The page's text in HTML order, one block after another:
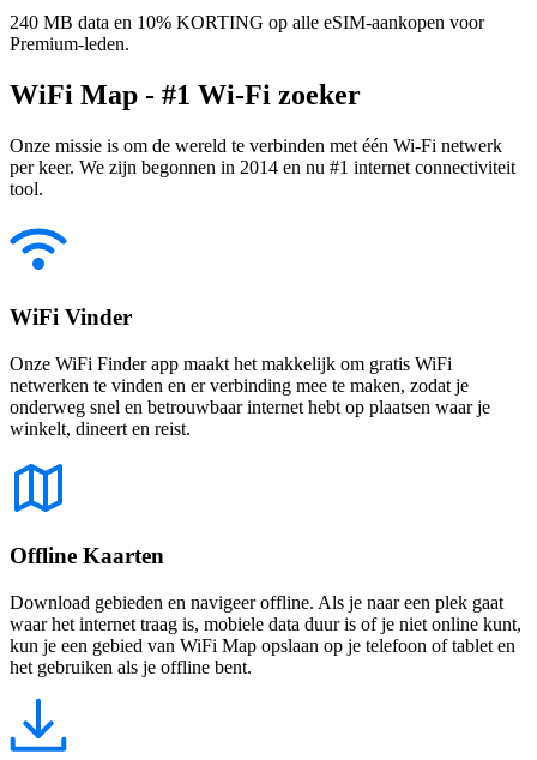
240 MB data en 10% KORTING op alle eSIM-aankopen voor
Premium-leden.
WiFi Map - #1 Wi-Fi zoeker
Onze missie is om de wereld te verbinden met één Wi-Fi netwerk
per keer. We zijn begonnen in 2014 en nu #1 internet connectiviteit
tool.
WiFi Vinder
Onze WiFi Finder app maakt het makkelijk om gratis WiFi
netwerken te vinden en er verbinding mee te maken, zodat je
onderweg snel en betrouwbaar internet hebt op plaatsen waar je
winkelt, dineert en reist.
Offline Kaarten
Download gebieden en navigeer offline. Als je naar een plek gaat
waar het internet traag is, mobiele data duur is of je niet online kunt,
kun je een gebied van WiFi Map opslaan op je telefoon of tablet en
het gebruiken als je offline bent.